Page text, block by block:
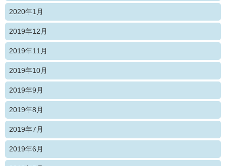
2020年1月
2019年12月
2019年11月
2019年10月
2019年9月
2019年8月
2019年7月
2019年6月